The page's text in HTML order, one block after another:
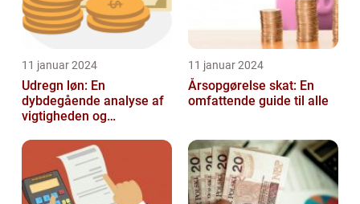
11 januar 2024
Udregn løn: En
dybdegående analyse af
vigtigheden og
lønudregninger
11 januar 2024
Årsopgørelse skat: En
omfattende guide til alle